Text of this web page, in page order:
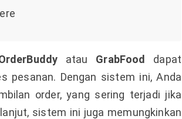
atau GrabFood
dapat
pesanan. Dengan sistem ini, Anda
order, yang sering terjadi jika
sistem ini juga memungkinkan